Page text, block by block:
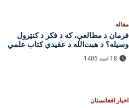
مقاله
فرمان د مطالعې، که د فکر د کنټرول
وسیله؟ د هبت‌الله د عقیدې کتاب علمي
ارزونه
18 اسد 1405
اخبار افغانستان